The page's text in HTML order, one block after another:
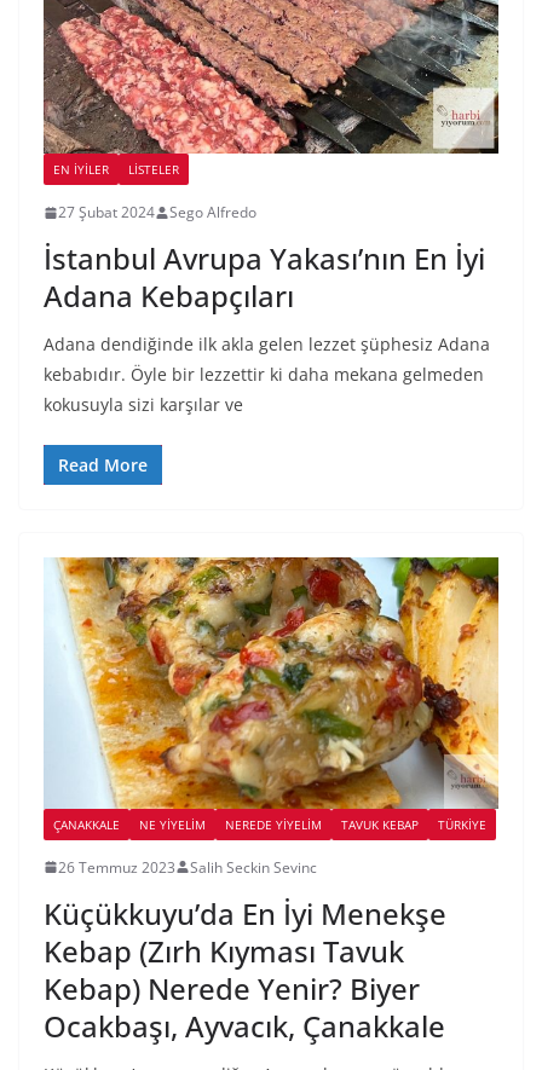
EN İYILER LİSTELER
27 Şubat 2024 Sego Alfredo
İstanbul Avrupa Yakası’nın En İyi
Adana Kebapçıları
Adana dendiğinde ilk akla gelen lezzet şüphesiz Adana
kebabıdır. Öyle bir lezzettir ki daha mekana gelmeden
kokusuyla sizi karşılar ve
Read More
ÇANAKKALE NE YİYELİM NEREDE YİYELİM TAVUK KEBAP TÜRKIYE
26 Temmuz 2023 Salih Seckin Sevinc
Küçükkuyu’da En İyi Menekşe
Kebap (Zırh Kıyması Tavuk
Kebap) Nerede Yenir? Biyer
Ocakbaşı, Ayvacık, Çanakkale